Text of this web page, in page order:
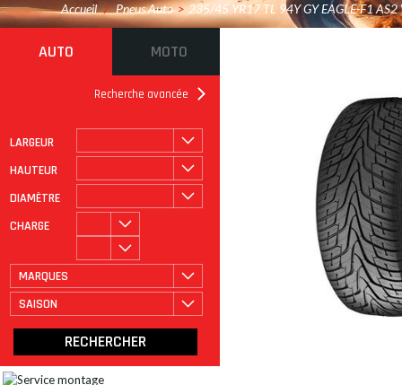
Accueil / Pneus Auto > 235/45 YR17 TL 94Y GY EAGLE-F1 AS2
AUTO MOTO
Recherche avancée
LARGEUR
HAUTEUR
DIAMÈTRE
CHARGE
MARQUES
SAISON
ROULAGE À PLAT